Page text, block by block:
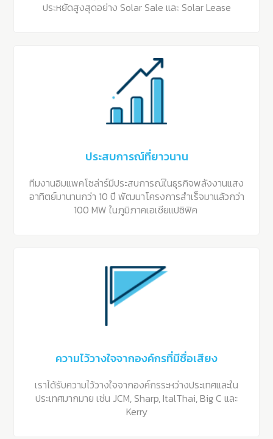
ประหยัดสูงสุดอย่าง Solar Sale และ Solar Lease
ประสบการณ์ที่ยาวนาน
ทีมงานอิมแพคโซล่าร์มีประสบการณ์ในธุรกิจพลังงานแสง
อาทิตย์มานานกว่า 10 ปี พัฒนาโครงการสำเร็จมาแล้วกว่า
100 MW ในภูมิภาคเอเชียแปซิฟิค
ความไว้วางใจจากองค์กรที่มีชื่อเสียง
เราได้รับความไว้วางใจจากองค์กรระหว่างประเทศและใน
ประเทศมากมาย เช่น JCM, Sharp, ItalThai, Big C และ
Kerry